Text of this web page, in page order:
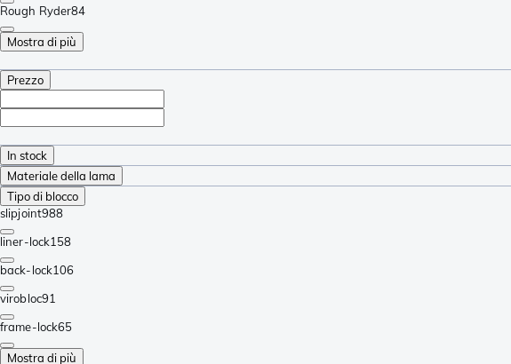
Rough Ryder84
Mostra di più
Prezzo
In stock
Materiale della lama
Tipo di blocco
slipjoint988
liner-lock158
back-lock106
virobloc91
frame-lock65
Mostra di più